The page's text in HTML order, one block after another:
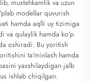
mustahkamlik va uzun
modellar quvurish
hamda aqlli uy tizimiga
va qulaylik hamda ko'p
oshiradi. Bu yoritish
ta'minlash hamda
yaxshilaydigan jalb
ishlab chiqilgan.